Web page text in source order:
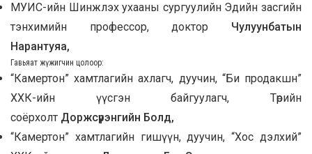
МУИС-ийн Шинжлэх ухааны сургуулийн Эдийн засгийн
тэнхимийн профессор, доктор Чулуунбатын
Нарантуяа,
Гавьяат жүжигчин цолоор:
“Камертон” хамтлагийн ахлагч, дуучин, “Би продакшн”
ХХК-ийн үүсгэн байгуулагч, Төрийн
соёрхолт Доржсүрэнгийн Болд,
“Камертон” хамтлагийн гишүүн, дуучин, “Хос дэлхий”